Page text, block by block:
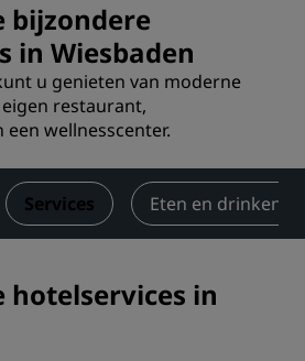
bijzondere
in Wiesbaden
u genieten van moderne
restaurant,
wellnesscenter.
Services Eten en drinken
hotelservices in